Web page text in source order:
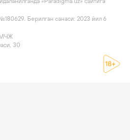
Берилган санаси: 2023 йил 6
МЧЖ
30